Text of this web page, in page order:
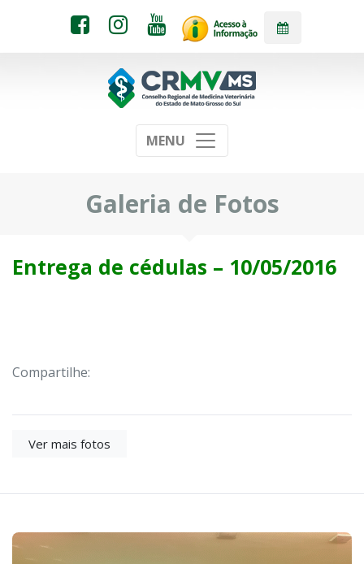
MENU
Galeria de Fotos
Entrega de cédulas – 10/05/2016
Compartilhe:
Ver mais fotos